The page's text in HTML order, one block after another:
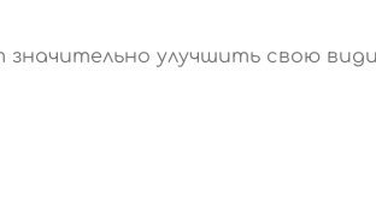
улучшить свою